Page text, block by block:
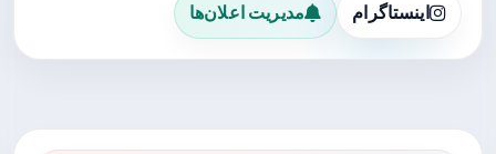
اینستاگرام مدیریت اعلان‌ها